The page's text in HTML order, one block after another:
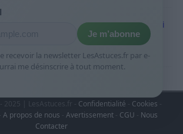
10 minutes par jour est-ce utile et quoi
2026
| LesAstuces.fr - Confidentialité Cookies -
- A propos de nous - Avertissement - CGU - Nous
Contacter
Je m’abonne
recevoir la newsletter LesAstuces.fr par e-
me désinscrire à tout moment.